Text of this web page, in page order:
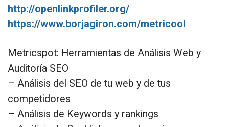
http://openlinkprofiler.org/
https://www.borjagiron.com/metricool
Metricspot: Herramientas de Análisis Web y
Auditoría SEO
– Análisis del SEO de tu web y de tus
competidores
– Análisis de Keywords y rankings